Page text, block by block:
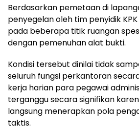
Berdasarkan pemetaan di
penyegelan oleh tim penyidik
pada beberapa titik ruangan
dengan pemenuhan alat bukti.
Kondisi tersebut dinilai tidak
seluruh fungsi perkantoran
kerja harian para pegawai
terganggu secara signifikan
langsung menerapkan pola
taktis.